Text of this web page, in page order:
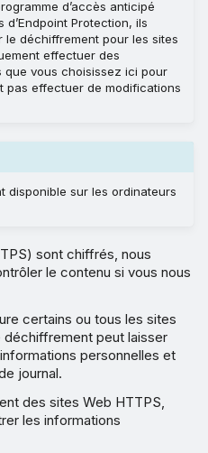
d’accès anticipé
d’Endpoint Protection, ils
déchiffrement pour les sites
effectuer des
que vous choisissez ici pour
pas effectuer de modifications
disponible sur les ordinateurs
sont chiffrés, nous
le contenu si vous nous
certains ou tous les sites
peut laisser
personnelles et
journal.
des sites Web HTTPS,
les informations